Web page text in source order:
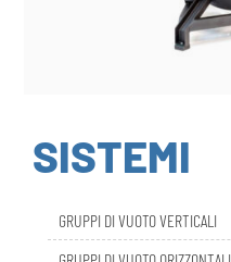
SISTEMI
GRUPPI DI VUOTO ORIZZONTALI